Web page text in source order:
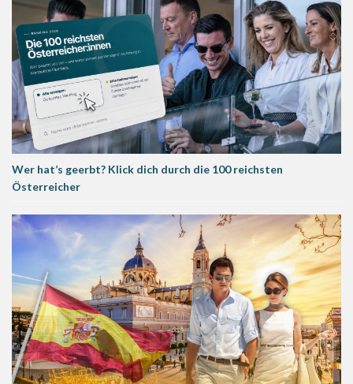
Wer hat’s geerbt? Klick dich durch die 100 reichsten
Österreicher